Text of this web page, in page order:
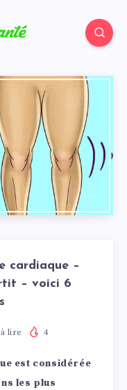
cardiaque –
– voici 6
lire 4
est considérée
les plus